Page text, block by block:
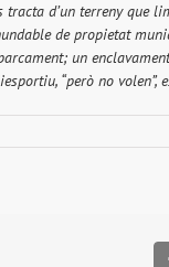
tracta d’un terreny que
de propietat
un
“però no volen”,